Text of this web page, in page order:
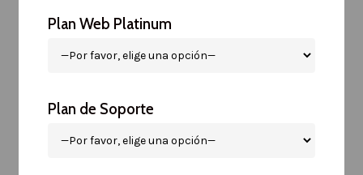
Plan Web Platinum
Plan de Soporte